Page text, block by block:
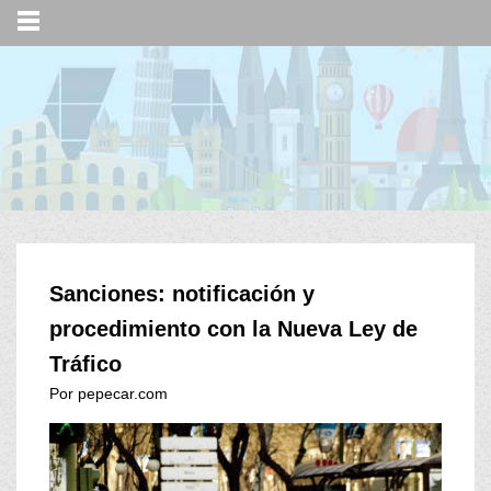
Sanciones: notificación y
procedimiento con la Nueva Ley de
Tráfico
Por pepecar.com